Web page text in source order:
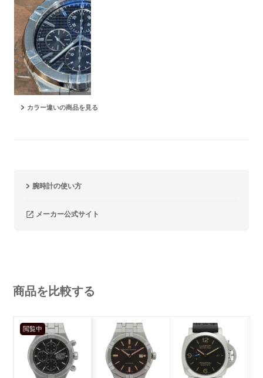
カラー違いの商品を見る
腕時計の使い方
メーカー公式サイト
商品を比較する
閲覧中